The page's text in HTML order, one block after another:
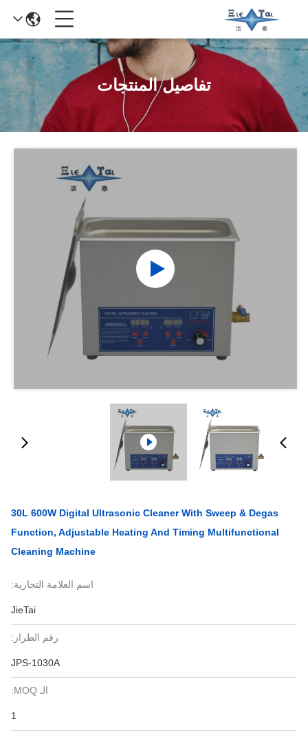
تفاصيل المنتجات
30L 600W Digital Ultrasonic Cleaner With Sweep & Degas
Function, Adjustable Heating And Timing Multifunctional
Cleaning Machine
اسم العلامة التجارية:
JieTai
رقم الطراز:
JPS-1030A
الـ MOQ:
1